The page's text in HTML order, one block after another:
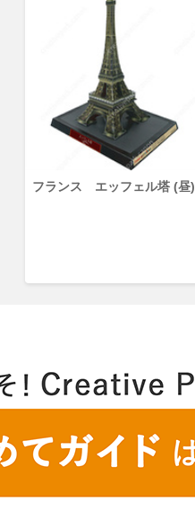
フランス エッフェル塔 (昼)